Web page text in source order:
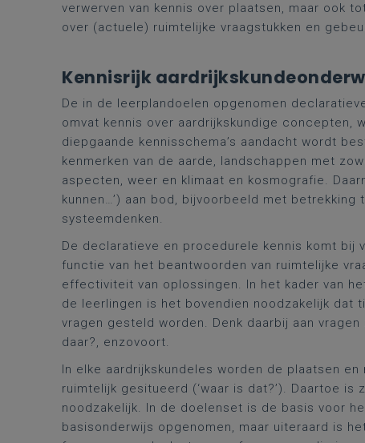
verwerven van kennis over plaatsen, maar ook
over (actuele) ruimtelijke vraagstukken en
Kennisrijk
De in de leerplandoelen opgenomen
omvat kennis over aardrijkskundige concepten,
diepgaande kennisschema’s aandacht wordt
kenmerken van de aarde, landschappen met
aspecten, weer en klimaat en kosmografie.
kunnen…’) aan bod, bijvoorbeeld met
systeemdenken.
De declaratieve en procedurele kennis komt bij
functie van het beantwoorden van ruimtelijke
effectiviteit van oplossingen. In het kader van
de leerlingen is het bovendien noodzakelijk dat
vragen gesteld worden. Denk daarbij aan vragen
daar?, enzovoort.
In elke aardrijkskundeles worden de plaatsen
ruimtelijk gesitueerd (‘waar is dat?’). Daartoe
noodzakelijk. In de doelenset is de basis voor
basisonderwijs opgenomen, maar uiteraard is